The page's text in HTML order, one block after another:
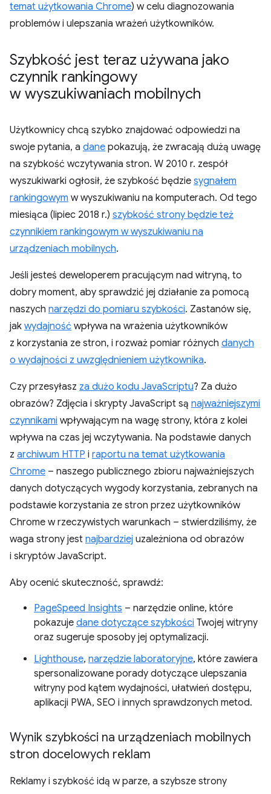
temat użytkowania Chrome) w celu diagnozowania
problemów i ulepszania wrażeń użytkowników.
Szybkość jest teraz używana jako
czynnik rankingowy
w wyszukiwaniach mobilnych
Użytkownicy chcą szybko znajdować odpowiedzi na
swoje pytania, a dane pokazują, że zwracają dużą uwagę
na szybkość wczytywania stron. W 2010 r. zespół
wyszukiwarki ogłosił, że szybkość będzie sygnałem
rankingowym w wyszukiwaniu na komputerach. Od tego
miesiąca (lipiec 2018 r.) szybkość strony będzie też
czynnikiem rankingowym w wyszukiwaniu na
urządzeniach mobilnych.
Jeśli jesteś deweloperem pracującym nad witryną, to
dobry moment, aby sprawdzić jej działanie za pomocą
naszych narzędzi do pomiaru szybkości. Zastanów się,
jak wydajność wpływa na wrażenia użytkowników
z korzystania ze stron, i rozważ pomiar różnych danych
o wydajności z uwzględnieniem użytkownika.
Czy przesyłasz za dużo kodu JavaScriptu? Za dużo
obrazów? Zdjęcia i skrypty JavaScript są najważniejszymi
czynnikami wpływającym na wagę strony, która z kolei
wpływa na czas jej wczytywania. Na podstawie danych
z archiwum HTTP i raportu na temat użytkowania
Chrome – naszego publicznego zbioru najważniejszych
danych dotyczących wygody korzystania, zebranych na
podstawie korzystania ze stron przez użytkowników
Chrome w rzeczywistych warunkach – stwierdziliśmy, że
waga strony jest najbardziej uzależniona od obrazów
i skryptów JavaScript.
Aby ocenić skuteczność, sprawdź:
PageSpeed Insights – narzędzie online, które
pokazuje dane dotyczące szybkości Twojej witryny
oraz sugeruje sposoby jej optymalizacji.
Lighthouse, narzędzie laboratoryjne, które zawiera
spersonalizowane porady dotyczące ulepszania
witryny pod kątem wydajności, ułatwień dostępu,
aplikacji PWA, SEO i innych sprawdzonych metod.
Wynik szybkości na urządzeniach mobilnych
stron docelowych reklam
Reklamy i szybkość idą w parze, a szybsze strony